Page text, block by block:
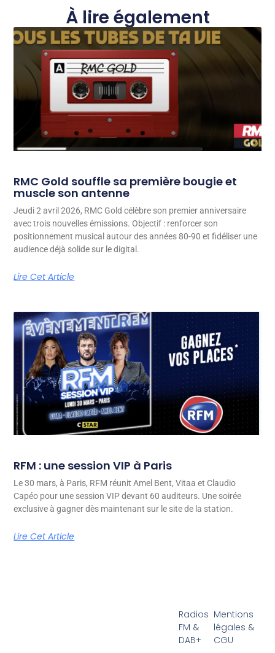
À lire également
RMC Gold souffle sa première bougie et
muscle son antenne
Jeudi 2 avril 2026, RMC Gold célèbre son premier anniversaire
avec trois nouvelles émissions. Objectif : renforcer son
positionnement musical autour des années 80-90 et fidéliser une
audience déjà solide sur le digital.
Lire Cet Article
RFM : une session VIP à Paris
Le 30 mars, à Paris, RFM réunit Amel Bent, Vitaa et Claudio
Capéo pour une session VIP devant 60 auditeurs. Une soirée
exclusive à gagner dès maintenant sur le site de la station.
Lire Cet Article
Radios
FM &
DAB+
Mentions
légales &
CGU